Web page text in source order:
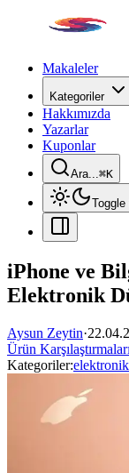
Makaleler
Kategoriler
Hakkımızda
Yazarlar
Kuponlar
Ara...⌘K
Toggle
iPhone ve
Elektronik
Aysun Zeytin·
Ürün Karşılaştırmaları
Kategoriler:elektronik